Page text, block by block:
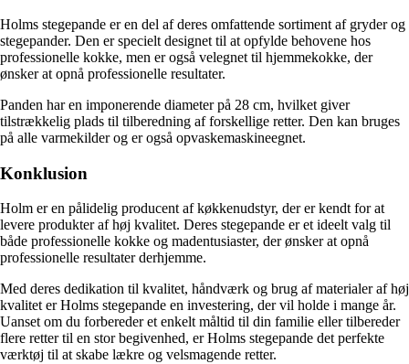
Holms stegepande er en del af deres omfattende sortiment af gryder og
stegepander. Den er specielt designet til at opfylde behovene hos
professionelle kokke, men er også velegnet til hjemmekokke, der
ønsker at opnå professionelle resultater.
Panden har en imponerende diameter på 28 cm, hvilket giver
tilstrækkelig plads til tilberedning af forskellige retter. Den kan bruges
på alle varmekilder og er også opvaskemaskineegnet.
Konklusion
Holm er en pålidelig producent af køkkenudstyr, der er kendt for at
levere produkter af høj kvalitet. Deres stegepande er et ideelt valg til
både professionelle kokke og madentusiaster, der ønsker at opnå
professionelle resultater derhjemme.
Med deres dedikation til kvalitet, håndværk og brug af materialer af høj
kvalitet er Holms stegepande en investering, der vil holde i mange år.
Uanset om du forbereder et enkelt måltid til din familie eller tilbereder
flere retter til en stor begivenhed, er Holms stegepande det perfekte
værktøj til at skabe lækre og velsmagende retter.